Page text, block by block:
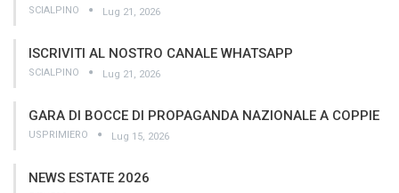
SCIALPINO Lug 21, 2026
ISCRIVITI AL NOSTRO CANALE WHATSAPP
SCIALPINO Lug 21, 2026
GARA DI BOCCE DI PROPAGANDA NAZIONALE A COPPIE
USPRIMIERO Lug 15, 2026
NEWS ESTATE 2026